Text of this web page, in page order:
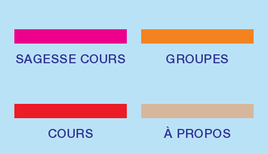
SAGESSE COURS GROUPES
COURS À PROPOS